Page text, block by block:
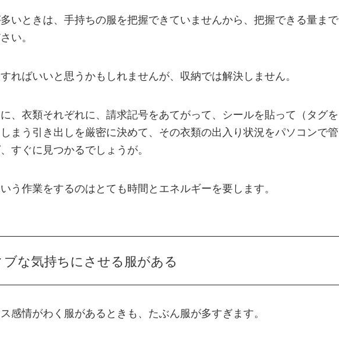
いときは、手持ちの服を把握できていませんから、把握できる量まで
い。
ればいいと思うかもしれませんが、収納では解決しません。
、衣類それぞれに、請求記号をあてがって、シールを貼って（タグを
まう引き出しを厳密に決めて、その衣類の出入り状況をパソコンで管
すぐに見つかるでしょうが。
う作業をするのはとても時間とエネルギーを要します。
な気持ちにさせる服がある
感情がわく服があるときも、たぶん服が多すぎます。